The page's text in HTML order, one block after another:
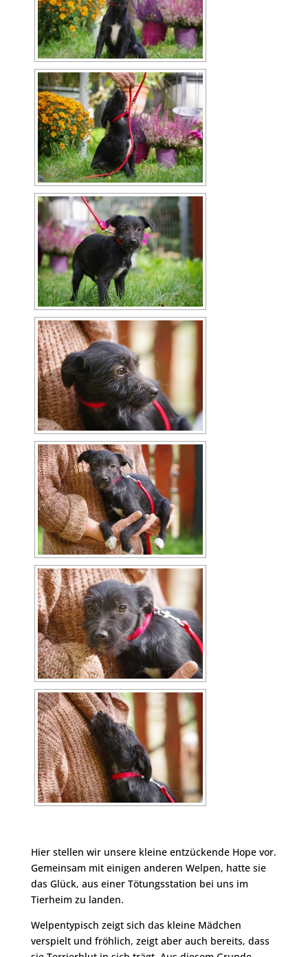
Hier stellen wir unsere kleine entzückende Hope vor.
Gemeinsam mit einigen anderen Welpen, hatte sie
das Glück, aus einer Tötungsstation bei uns im
Tierheim zu landen.
Welpentypisch zeigt sich das kleine Mädchen
verspielt und fröhlich, zeigt aber auch bereits, dass